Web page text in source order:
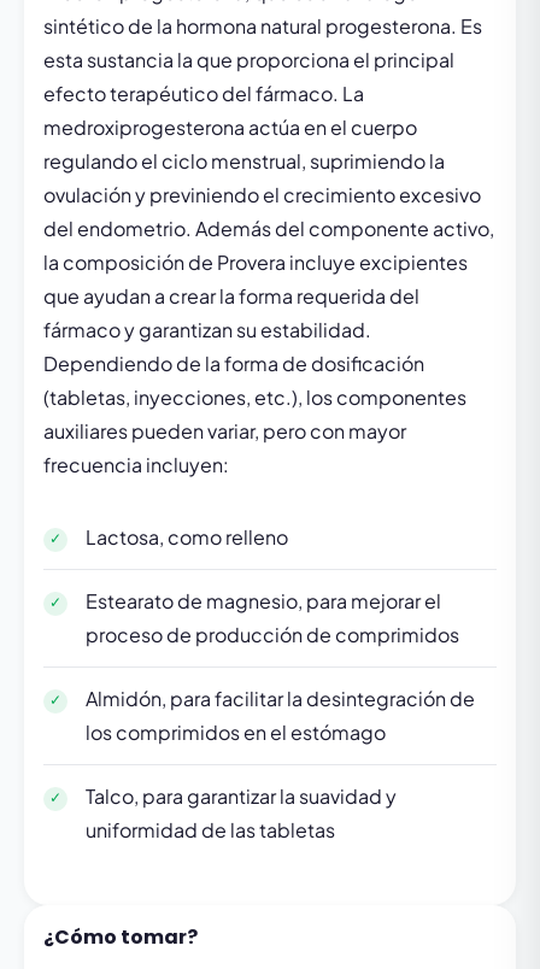
sintético de la hormona natural progesterona. Es
esta sustancia la que proporciona el principal
efecto terapéutico del fármaco. La
medroxiprogesterona actúa en el cuerpo
regulando el ciclo menstrual, suprimiendo la
ovulación y previniendo el crecimiento excesivo
del endometrio. Además del componente activo,
la composición de Provera incluye excipientes
que ayudan a crear la forma requerida del
fármaco y garantizan su estabilidad.
Dependiendo de la forma de dosificación
(tabletas, inyecciones, etc.), los componentes
auxiliares pueden variar, pero con mayor
frecuencia incluyen:
Lactosa, como relleno
Estearato de magnesio, para mejorar el
proceso de producción de comprimidos
Almidón, para facilitar la desintegración de
los comprimidos en el estómago
Talco, para garantizar la suavidad y
uniformidad de las tabletas
¿Cómo tomar?